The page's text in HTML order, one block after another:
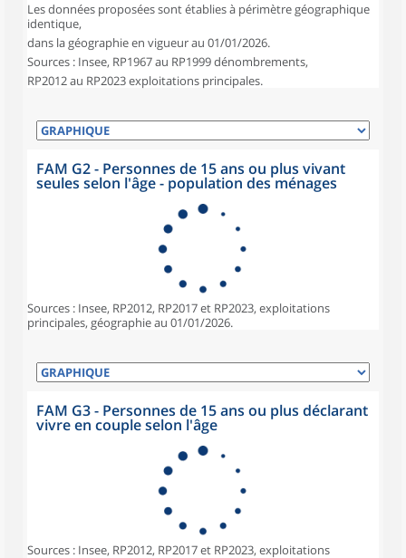
Les données proposées sont établies à périmètre géographique
identique,
dans la géographie en vigueur au 01/01/2026.
Sources : Insee, RP1967 au RP1999 dénombrements,
RP2012 au RP2023 exploitations principales.
FAM G2 - Personnes de 15 ans ou plus vivant
seules selon l'âge - population des ménages
Sources : Insee, RP2012, RP2017 et RP2023, exploitations
principales, géographie au 01/01/2026.
FAM G3 - Personnes de 15 ans ou plus déclarant
vivre en couple selon l'âge
Sources : Insee, RP2012, RP2017 et RP2023, exploitations